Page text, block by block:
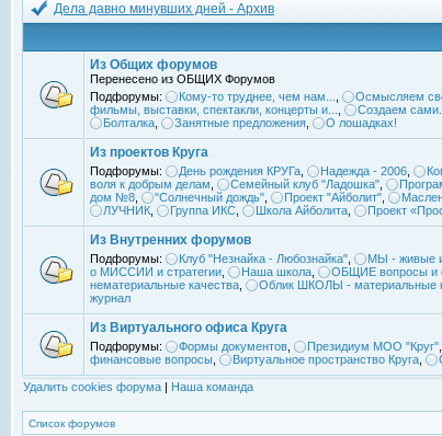
Дела давно минувших дней - Архив
Из Общих форумов
Перенесено из ОБЩИХ Форумов
Подфорумы:
Кому-то труднее, чем нам... Осмысляем
фильмы, выставки, спектакли, концерты и...
Создаем сами...
Болталка
Занятные предложения О лошадках!
Из проектов Круга
Подфорумы: День рождения КРУГа Надежда - 2006
воля к добрым делам
Семейный клуб "Ладошка"
дом №8
"Солнечный дождь" Проект "Айболит"
ЛУЧНИК
Группа ИКС Школа Айболита Проект
Из Внутренних форумов
Подфорумы: Клуб "Незнайка - Любознайка" МЫ - живые и
о МИССИИ и стратегии
Наша школа ОБЩИЕ вопросы и
нематериальные качества
Облик ШКОЛЫ - материальные
журнал
Из Виртуального офиса Круга
Подфорумы: Формы документов Президиум МОО "Круг"
финансовые вопросы
Виртуальное пространство Круга
Удалить cookies форума | Наша команда
Список форумов